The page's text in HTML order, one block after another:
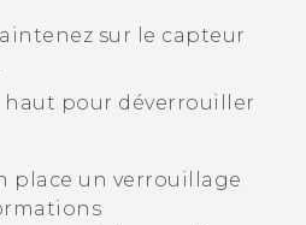
sur le capteur
haut pour déverrouiller
place un verrouillage